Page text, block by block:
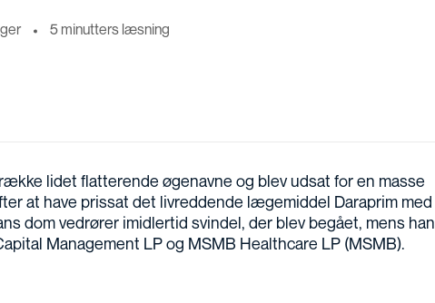
5 minutters læsning
lidet flatterende øgenavne og blev udsat for en masse
at have prissat det livreddende lægemiddel Daraprim med
dom vedrører imidlertid svindel, der blev begået, mens han
Management LP og MSMB Healthcare LP (MSMB).